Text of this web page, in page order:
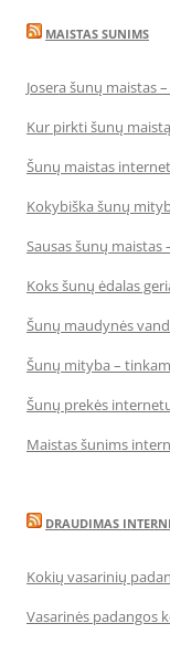
MAISTAS SUNIMS
Josera šunų maistas
Kur pirkti šunų
Šunų maistas
Kokybiška šunų
Sausas šunų
Koks šunų ėdalas
Šunų maudynės
Šunų mityba –
Šunų prekės
Maistas šunims
DRAUDIMAS
Kokių vasarinių
Vasarinės padangos